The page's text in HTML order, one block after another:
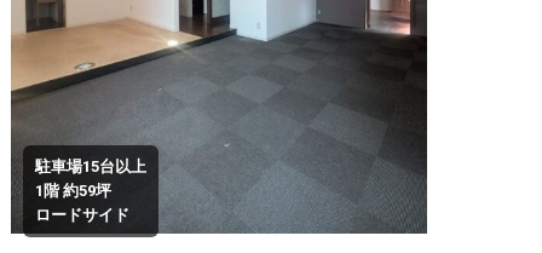
駐車場15台以上
1階 約59坪
ロードサイド